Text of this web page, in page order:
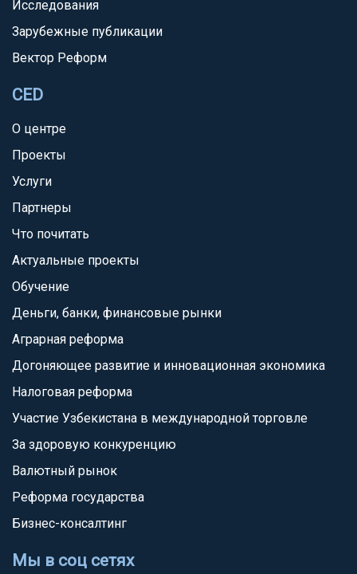
Исследования
Зарубежные публикации
Вектор Реформ
CED
О центре
Проекты
Услуги
Партнеры
Что почитать
Актуальные проекты
Обучение
Деньги, банки, финансовые рынки
Аграрная реформа
Догоняющее развитие и инновационная экономика
Налоговая реформа
Участие Узбекистана в международной торговле
За здоровую конкуренцию
Валютный рынок
Реформа государства
Бизнес-консалтинг
Мы в соц сетях